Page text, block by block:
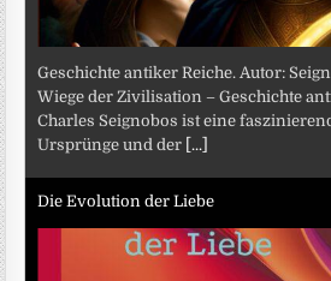
Geschichte antiker Reiche. Autor:
Wiege der Zivilisation – Geschichte
Charles Seignobos ist eine
Ursprünge und der [...]
Die Evolution der Liebe